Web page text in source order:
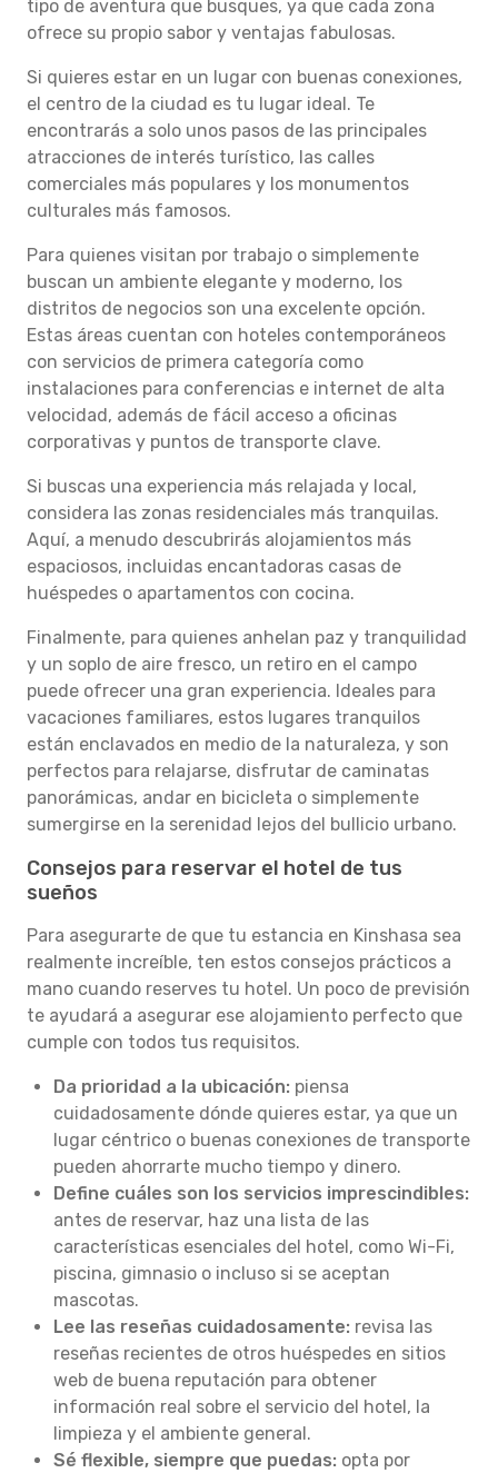
tipo de aventura que busques, ya que cada zona
ofrece su propio sabor y ventajas fabulosas.
Si quieres estar en un lugar con buenas conexiones,
el centro de la ciudad es tu lugar ideal. Te
encontrarás a solo unos pasos de las principales
atracciones de interés turístico, las calles
comerciales más populares y los monumentos
culturales más famosos.
Para quienes visitan por trabajo o simplemente
buscan un ambiente elegante y moderno, los
distritos de negocios son una excelente opción.
Estas áreas cuentan con hoteles contemporáneos
con servicios de primera categoría como
instalaciones para conferencias e internet de alta
velocidad, además de fácil acceso a oficinas
corporativas y puntos de transporte clave.
Si buscas una experiencia más relajada y local,
considera las zonas residenciales más tranquilas.
Aquí, a menudo descubrirás alojamientos más
espaciosos, incluidas encantadoras casas de
huéspedes o apartamentos con cocina.
Finalmente, para quienes anhelan paz y tranquilidad
y un soplo de aire fresco, un retiro en el campo
puede ofrecer una gran experiencia. Ideales para
vacaciones familiares, estos lugares tranquilos
están enclavados en medio de la naturaleza, y son
perfectos para relajarse, disfrutar de caminatas
panorámicas, andar en bicicleta o simplemente
sumergirse en la serenidad lejos del bullicio urbano.
Consejos para reservar el hotel de tus
sueños
Para asegurarte de que tu estancia en Kinshasa sea
realmente increíble, ten estos consejos prácticos a
mano cuando reserves tu hotel. Un poco de previsión
te ayudará a asegurar ese alojamiento perfecto que
cumple con todos tus requisitos.
Da prioridad a la ubicación: piensa
cuidadosamente dónde quieres estar, ya que un
lugar céntrico o buenas conexiones de transporte
pueden ahorrarte mucho tiempo y dinero.
Define cuáles son los servicios imprescindibles:
antes de reservar, haz una lista de las
características esenciales del hotel, como Wi-Fi,
piscina, gimnasio o incluso si se aceptan
mascotas.
Lee las reseñas cuidadosamente: revisa las
reseñas recientes de otros huéspedes en sitios
web de buena reputación para obtener
información real sobre el servicio del hotel, la
limpieza y el ambiente general.
Sé flexible, siempre que puedas: opta por